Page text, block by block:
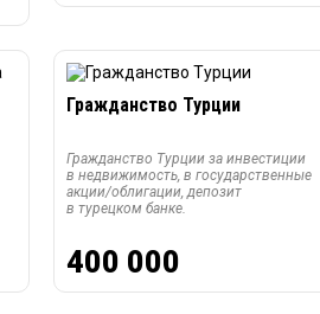
Гражданство Турции
Гражданство Турции за инвестиции
в недвижимость, в государственные
акции/облигации, депозит
в турецком банке.
400 000